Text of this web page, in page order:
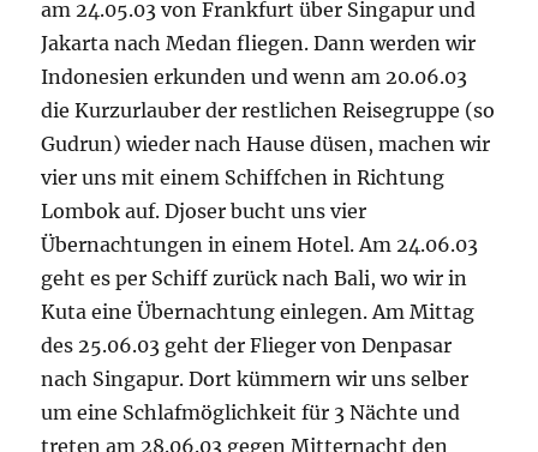
am 24.05.03 von Frankfurt über Singapur und
Jakarta nach Medan fliegen. Dann werden wir
Indonesien erkunden und wenn am 20.06.03
die Kurzurlauber der restlichen Reisegruppe (so
Gudrun) wieder nach Hause düsen, machen wir
vier uns mit einem Schiffchen in Richtung
Lombok auf. Djoser bucht uns vier
Übernachtungen in einem Hotel. Am 24.06.03
geht es per Schiff zurück nach Bali, wo wir in
Kuta eine Übernachtung einlegen. Am Mittag
des 25.06.03 geht der Flieger von Denpasar
nach Singapur. Dort kümmern wir uns selber
um eine Schlafmöglichkeit für 3 Nächte und
treten am 28.06.03 gegen Mitternacht den